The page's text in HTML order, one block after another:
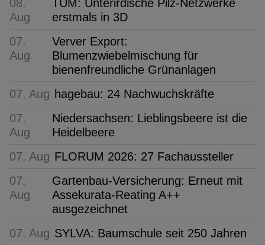
08.
Aug
TUM: Unterirdische Pilz-Netzwerke
erstmals in 3D
07.
Aug
Verver Export:
Blumenzwiebelmischung für
bienenfreundliche Grünanlagen
07. Aug hagebau: 24 Nachwuchskräfte
07.
Aug
Niedersachsen: Lieblingsbeere ist die
Heidelbeere
07. Aug FLORUM 2026: 27 Fachaussteller
07.
Aug
Gartenbau-Versicherung: Erneut mit
Assekurata-Reating A++
ausgezeichnet
07. Aug SYLVA: Baumschule seit 250 Jahren